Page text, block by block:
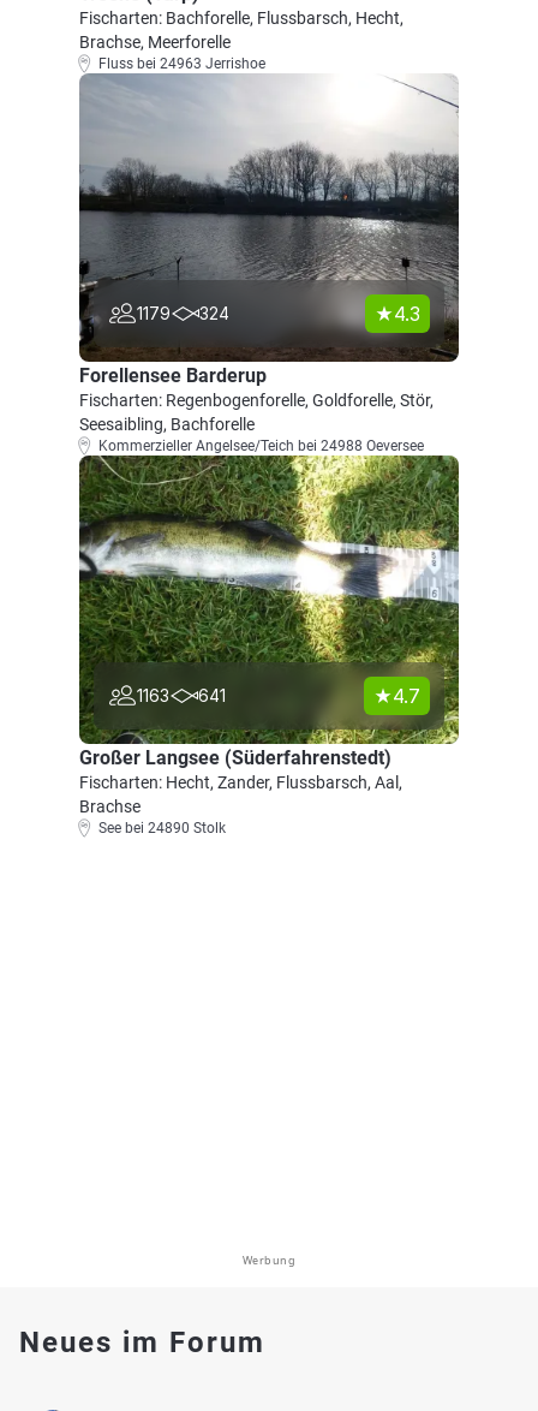
Fischarten: Bachforelle, Flussbarsch, Hecht,
Brachse, Meerforelle
Fluss bei 24963 Jerrishoe
1179 324 4.3
Forellensee Barderup
Fischarten: Regenbogenforelle, Goldforelle, Stör,
Seesaibling, Bachforelle
Kommerzieller Angelsee/Teich bei 24988 Oeversee
1163 641 4.7
Großer Langsee (Süderfahrenstedt)
Fischarten: Hecht, Zander, Flussbarsch, Aal,
Brachse
See bei 24890 Stolk
Werbung
Neues im Forum